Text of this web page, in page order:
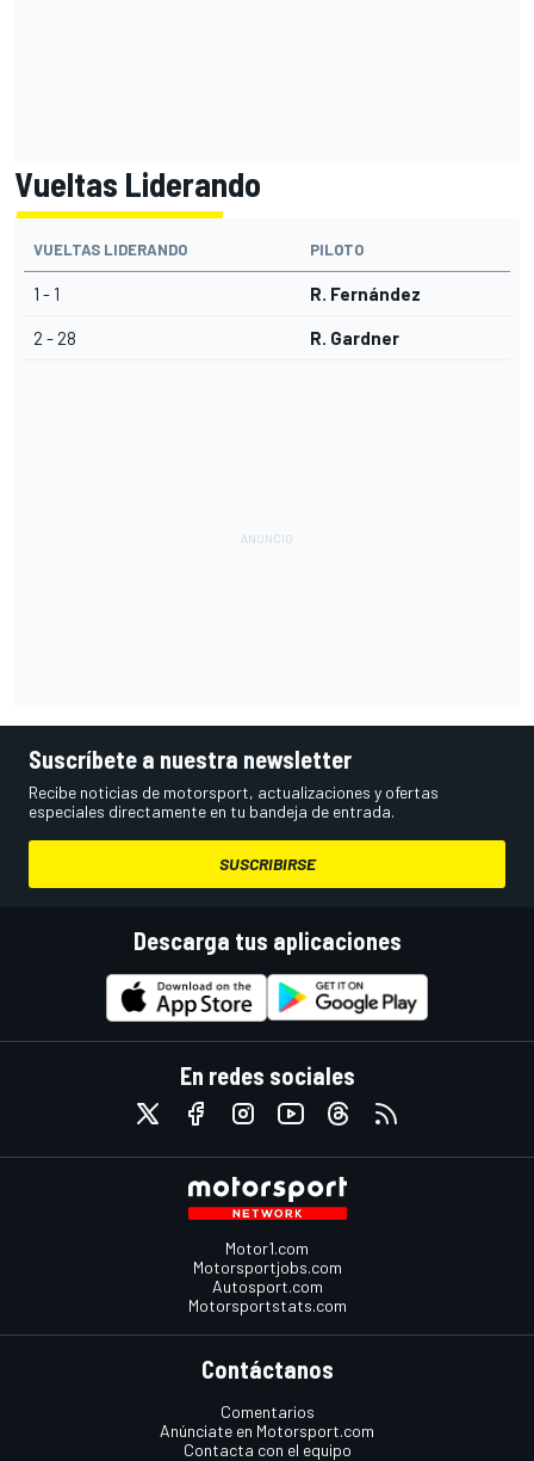
Vueltas Liderando
VUELTAS LIDERANDO PILOTO
1 - 1 R. Fernández
2 - 28 R. Gardner
Suscríbete a nuestra newsletter
Recibe noticias de motorsport, actualizaciones y ofertas
especiales directamente en tu bandeja de entrada.
SUSCRIBIRSE
Descarga tus aplicaciones
En redes sociales
Motor1.com
Motorsportjobs.com
Autosport.com
Motorsportstats.com
Contáctanos
Comentarios
Anúnciate en Motorsport.com
Contacta con el equipo